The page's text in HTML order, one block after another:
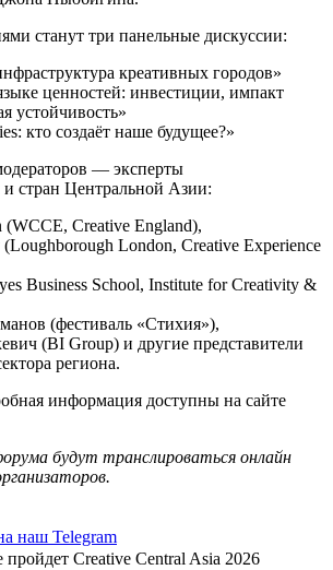
станут три панельные дискуссии:
креативных городов»
ценностей: инвестиции, импакт
устойчивость»
кто создаёт наше будущее?»
— эксперты
стран Центральной Азии:
(WCCE, Creative England),
London, Creative Experience
Business School, Institute for Creativity &
(фестиваль «Стихия»),
(BI Group) и другие представители
региона.
информация доступны на сайте
будут транслироваться онлайн
наш Telegram
Creative Central Asia 2026